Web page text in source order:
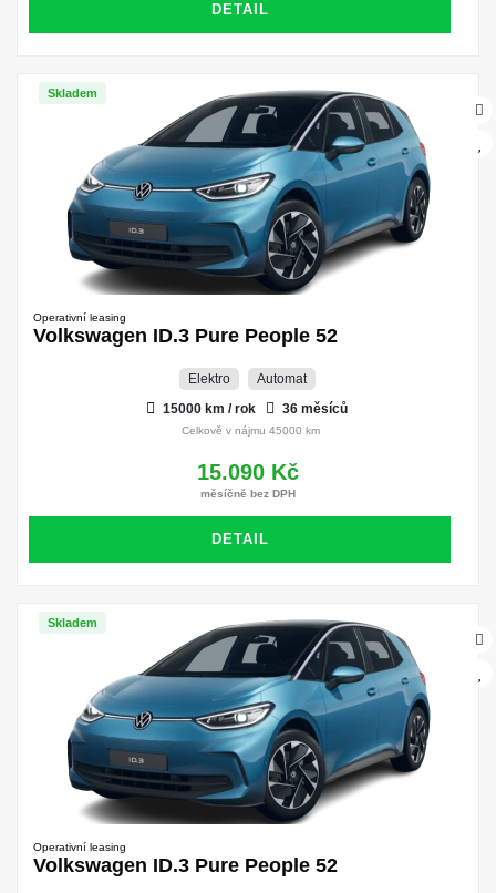
DETAIL
Skladem
Operativní leasing
Volkswagen ID.3 Pure People 52
Elektro
Automat
15000 km / rok
36 měsíců
Celkově v nájmu 45000 km
15.090 Kč
měsíčně bez DPH
DETAIL
Skladem
Operativní leasing
Volkswagen ID.3 Pure People 52